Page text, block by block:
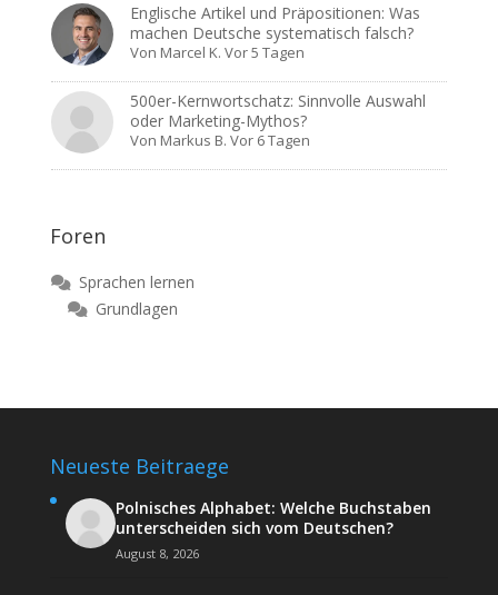
Englische Artikel und Präpositionen: Was
machen Deutsche systematisch falsch?
Von Marcel K. Vor 5 Tagen
500er-Kernwortschatz: Sinnvolle Auswahl
oder Marketing-Mythos?
Von Markus B. Vor 6 Tagen
Foren
Sprachen lernen
Grundlagen
Neueste Beitraege
Polnisches Alphabet: Welche Buchstaben
unterscheiden sich vom Deutschen?
August 8, 2026